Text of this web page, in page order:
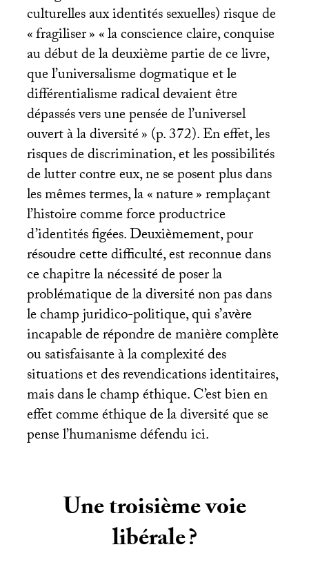
culturelles aux identités sexuelles) risque de
«fragiliser» «la conscience claire, conquise
au début de la deuxième partie de ce livre,
que l’universalisme dogmatique et le
différentialisme radical devaient être
dépassés vers une pensée de l’universel
ouvert à la diversité» (p. 372). En effet, les
risques de discrimination, et les possibilités
de lutter contre eux, ne se posent plus dans
les mêmes termes, la «nature» remplaçant
l’histoire comme force productrice
d’identités figées. Deuxièmement, pour
résoudre cette difficulté, est reconnue dans
ce chapitre la nécessité de poser la
problématique de la diversité non pas dans
le champ juridico-politique, qui s’avère
incapable de répondre de manière complète
ou satisfaisante à la complexité des
situations et des revendications identitaires,
mais dans le champ éthique. C’est bien en
effet comme éthique de la diversité que se
pense l’humanisme défendu ici.
Une troisième voie
libérale?